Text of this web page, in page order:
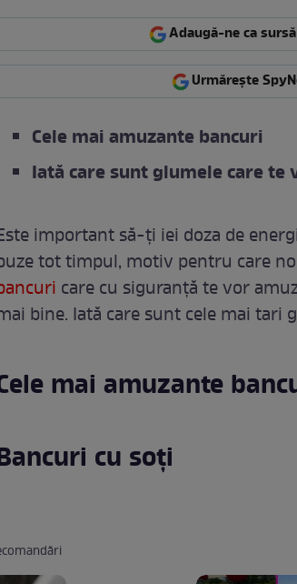
Adaugă-ne ca
Urmărește
Cele mai amuzante bancuri
Iată care sunt glumele care te
important să-ți iei doza de
tot timpul, motiv pentru care
care cu siguranță te vor
bine. Iată care sunt cele mai tari
mai amuzante
cu soți